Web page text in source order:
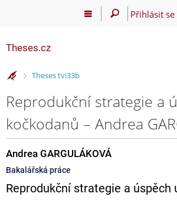
Přihlásit se
Theses.cz
>
Theses tvi33b
Reprodukční strategie a
kočkodanů – Andrea
Andrea GARGULÁKOVÁ
Bakalářská práce
Reprodukční strategie a úspěch